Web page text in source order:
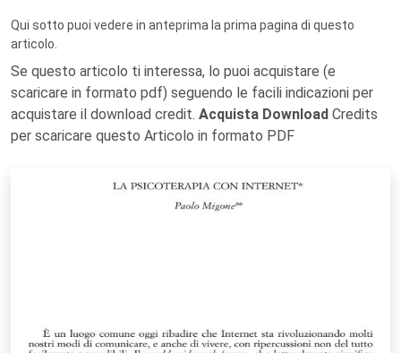
Qui sotto puoi vedere in anteprima la prima pagina di questo
articolo.
Se questo articolo ti interessa, lo puoi acquistare (e
scaricare in formato pdf) seguendo le facili indicazioni per
acquistare il download credit. Acquista Download Credits
per scaricare questo Articolo in formato PDF